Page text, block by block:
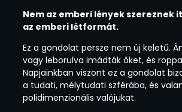
Nem az emberi lények
az emberi létformát.
Ez a gondolat persze nem új keletű.
vagy leborulva imádták őket, és
Napjainkban viszont ez a gondolat
a tudati, mélytudati szférába, és
polidimenzionális valójukat.